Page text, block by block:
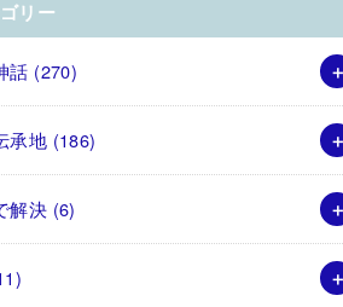
リー
話 (270)
承地 (186)
解決 (6)